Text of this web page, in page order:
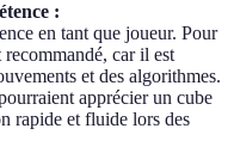
:
en tant que joueur. Pour
car il est
et des algorithmes.
apprécier un cube
rapide et fluide lors des